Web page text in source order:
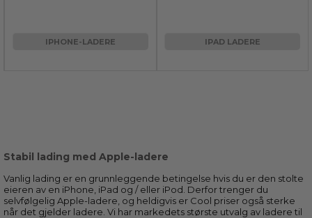
IPHONE-LADERE IPAD LADERE
Stabil lading med Apple-ladere
Vanlig lading er en grunnleggende betingelse hvis du er den stolte
eieren av en iPhone, iPad og / eller iPod. Derfor trenger du
selvfølgelig Apple-ladere, og heldigvis er Cool priser også sterke
når det gjelder ladere. Vi har markedets største utvalg av ladere til